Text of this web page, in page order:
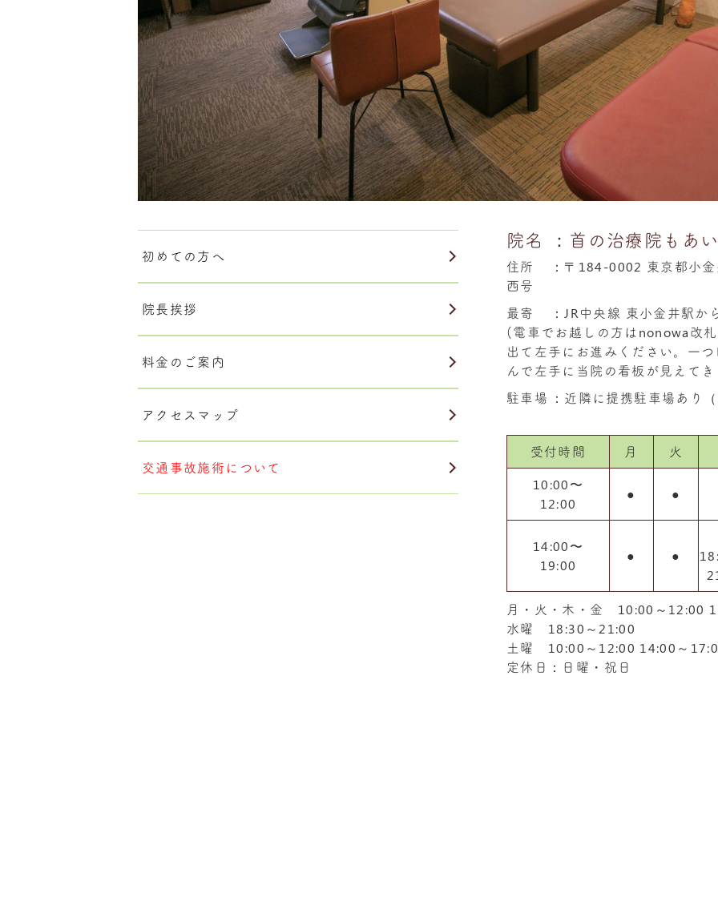
初めての方へ
院長挨拶
料金のご案内
アクセスマップ
交通事故施術について
院名 ：首の治療院もあい
住所 ： 〒184-0002 東京都小
西号
最寄
：JR中央線 東小金井駅か
(電車でお越しの方はnonowa改
出て左手にお進みください。一
んで左手に当院の看板が見えて
駐車場 ：近隣に提携駐車場あり
受付時間 月 火
10:00〜
12:00
● ●
14:00〜
19:00
● ●
月・火・木・金 10:00～12:00
水曜 18:30～21:00
土曜 10:00～12:00 14:00～
定休日：日曜・祝日